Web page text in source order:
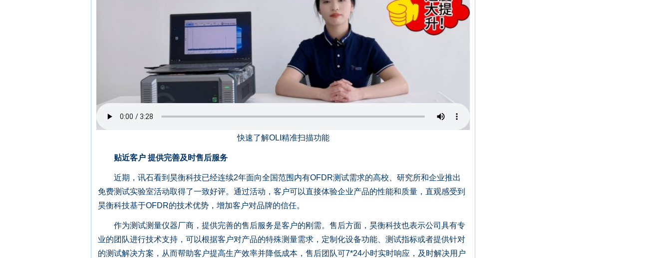
快速了解OLI精准扫描功能
贴近客户 提供完善及时售后服务
近期，讯石看到昊衡科技已经连续2年面向全国范围内有OFDR测试需求的高校、研究所和企业推出
免费测试实验室活动取得了一致好评。通过活动，客户可以直接体验企业产品的性能和质量，直观感受到
昊衡科技基于OFDR的技术优势，增加客户对品牌的信任。
作为测试测量仪器厂商，提供完善的售后服务是客户的刚需。售后方面，昊衡科技也表示公司具有专
业的团队进行技术支持，可以根据客户对产品的特殊测量需求，定制化设备功能、测试指标或者提供针对
的测试解决方案，从而帮助客户提高生产效率并降低成本，售后团队可7*24小时实时响应，及时解决用户